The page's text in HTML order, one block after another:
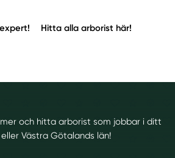
Hitta alla arborist här!
och hitta arborist som jobbar i ditt
Västra Götalands län!